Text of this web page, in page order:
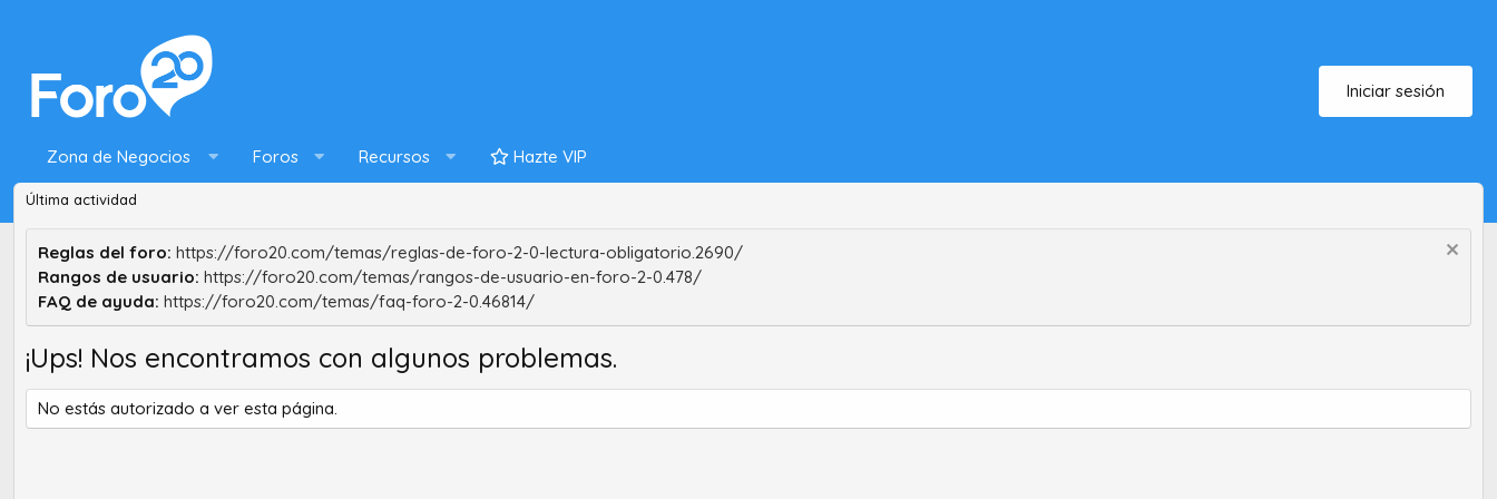
Iniciar sesión
Zona de Negocios Foros Recursos Hazte VIP
Última actividad
Reglas del foro: https://foro20.com/temas/reglas-de-foro-2-0-lectura-obligatorio.2690/
Rangos de usuario: https://foro20.com/temas/rangos-de-usuario-en-foro-2-0.478/
FAQ de ayuda: https://foro20.com/temas/faq-foro-2-0.46814/
¡Ups! Nos encontramos con algunos problemas.
No estás autorizado a ver esta página.